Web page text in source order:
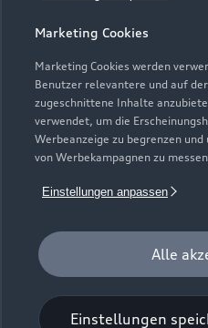
Terminvereinbarung sowie
Kundenanliegen.
sowohl im technischen Bereich
Kundenbetreuung besonders
Die direkten und indirekten
Volkswagen Financial Services
gemeinsamen Kennzeichen
verschiedene Leistungen. Es
Leasingleistungen (durch
Versicherungsleistungen
Volkswagen
(u. a. durch Volkswagen
Versicherungsprodukte
Marketing Cookies
Marketing Cookies werden
Benutzer relevantere und auf
zugeschnittene Inhalte
verwendet, um die
Werbeanzeige zu begrenzen
von Werbekampagnen zu
Einstellungen anpassen
Alle
Einstellungen